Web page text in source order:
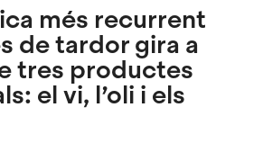
més recurrent
de tardor gira a
tres productes
el vi, l’oli i els